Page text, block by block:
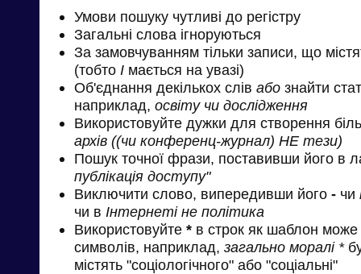
Умови пошуку чутливі до регістру
Загальні слова ігноруються
За замовчуванням тільки записи, що
(тобто І мається на увазі)
Об'єднання декількох слів або знайти
наприклад, освіту чи дослідження
Використовуйте дужки для створення
архів ((чи конференц-журнал) НЕ тези)
Пошук точної фрази, поставивши його в
публікація доступу"
Виключити слово, випередивши його - чи
чи в Інтернеті не політика
Використовуйте * в строк як шаблон може
символів, наприклад, загально моралі *
містять "соціологічного" або "соціальні"